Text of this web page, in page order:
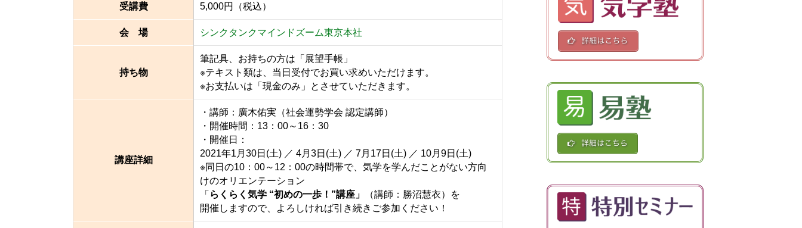
受講費 5,000円（税込）
会 場 シンクタンクマインドズーム東京本社
持ち物
筆記具、お持ちの方は「展望手帳」
※テキスト類は、当日受付でお買い求めいただけます。
※お支払いは「現金のみ」とさせていただきます。
講座詳細
・講師：廣木佑実（社会運勢学会 認定講師）
・開催時間：13：00～16：30
・開催日：
2021年1月30日(土) ／ 4月3日(土) ／ 7月17日(土) ／ 10月9日(土)
※同日の10：00～12：00の時間帯で、気学を学んだことがない方向
けのオリエンテーション
「 らくらく気学 “初めの一歩！”講座」
（講師：勝沼慧衣）を
開催しますので、よろしければ引き続きご参加ください！